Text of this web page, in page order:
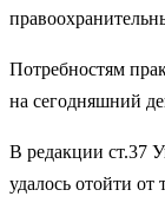
Потребностям
на сегодняшний
В редакции ст.37
удалось отойти